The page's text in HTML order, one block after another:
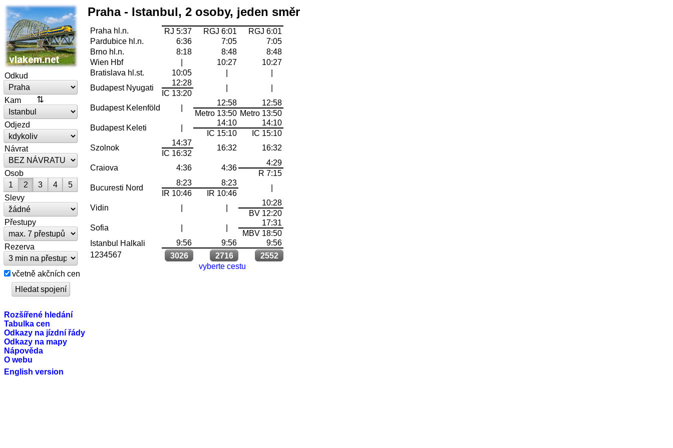
Odkud
Kam
Odjezd
Návrat
Osob
1
2 3 4
5
Slevy
Přestupy
Rezerva
včetně akčních cen
Rozšířené hledání
Tabulka cen
Odkazy na jízdní řády
Odkazy na mapy
Nápověda
O webu
English version
Praha - Istanbul, 2 osoby, jeden směr
1234567 3026 2716
2552
vyberte cestu
Praha hl.n. RJ 5:37 RGJ 6:01
RGJ 6:01
Pardubice hl.n.
6:36 7:05
7:05
Brno hl.n.
8:18 8:48
8:48
Wien Hbf
10:27
10:27
Bratislava hl.st.
10:05
Budapest Nyugati
12:28
IC 13:20
Budapest Kelenföld
12:58
12:58
Metro 13:50 Metro 13:50
Budapest Keleti
14:10
14:10
IC 15:10
IC 15:10
Szolnok
14:37
16:32 16:32
IC 16:32
Craiova
4:36 4:36
4:29
R 7:15
Bucuresti Nord
8:23 8:23
IR 10:46
IR 10:46
Vidin
10:28
BV 12:20
Sofia
17:31
MBV 18:50
Istanbul Halkali
9:56 9:56 9:56